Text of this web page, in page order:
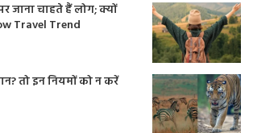
जाना चाहते हैं लोग; क्यों
Travel Trend
तो इन नियमों को न करें